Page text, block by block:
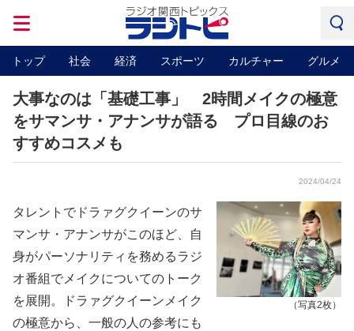
トップ 社会 経済 スポーツ カルチャー グルメ
大事なのは「基礎工事」 2時間メイクの極意
をサマンサ・アナンサが語る プロ目線のお
すすめコスメも
2024/04/24
（写真2枚）
タレントでドラァグクイーンのサ
マンサ・アナンサがこのほど、自
身がパーソナリティを務めるラジ
オ番組でメイクについてのトーク
を展開。ドラァグクイーンメイク
の極意から、一般の人の参考にも